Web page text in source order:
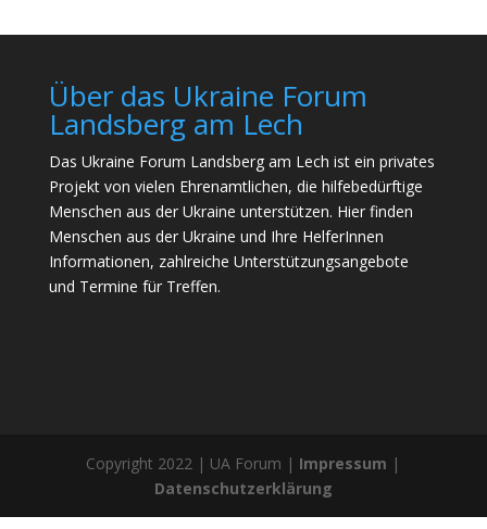
Über das Ukraine Forum
Landsberg am Lech
Das Ukraine Forum Landsberg am Lech ist ein privates
Projekt von vielen Ehrenamtlichen, die hilfebedürftige
Menschen aus der Ukraine unterstützen. Hier finden
Menschen aus der Ukraine und Ihre HelferInnen
Informationen, zahlreiche Unterstützungsangebote
und Termine für Treffen.
Copyright 2022 | UA Forum | Impressum |
Datenschutzerklärung